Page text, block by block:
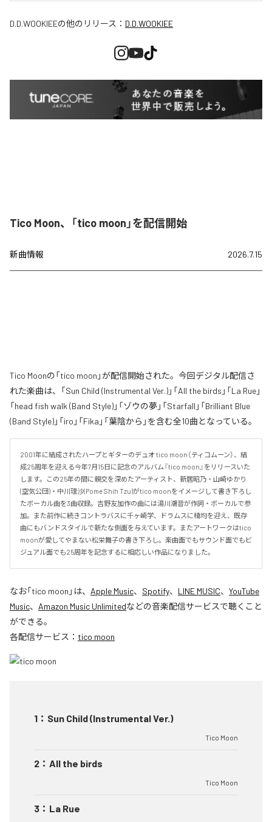
D.D.WOOKIEEの他のリリース： D.D.WOOKIEE
Tico Moon、「tico moon」を配信開始
新曲情報 2026.7.15
Tico Moonの「tico moon」が配信開始された。今回デジタル配信さ
れた楽曲は、「Sun Child (Instrumental Ver.)」「All the birds」「La Rue」
「head fish walk (Band Style)」「ゾウの夢」「Starfall」「Brilliant Blue
(Band Style)」「iro」「Fika」「葉陰から」を含む全10曲となっている。
2001年に結成されたハープとギターのデュオ tico moon（ティコムーン）、結
成25周年を迎える今年7月15日に記念のアルバム『tico moon』をリリースいた
します。この25年の間に親交を深めたアーティスト、新居昭乃・山崎ゆかり
(空気公団)・中川理沙(Pome Shih Tzu)がtico moonをイメージして書き下ろし
たボーカル曲を3曲収録。吉野友加作の曲には湯川潮音が作詞・ボーカルで参
加。また前作に続きコントラバスに千ヶ崎学、ドラムスに楠均を迎え、既存
曲にもバンドスタイルで新たな側面を与えています。またアートワークはtico
moonが愛してやまない松栄舞子の書き下ろし。楽曲面でもサウンド面でもビ
ジュアル面でも25周年を記念するに相応しい作品になりました。
なお「tico moon 」は、 Apple Music、 Spotify、 LINE MUSIC、 YouTube
Music、 Amazon Music Unlimitedなどの音楽配信サービスで聴くこと
ができる。
各配信サービス： tico moon
1 ： Sun Child (Instrumental Ver.)
Tico Moon
2 ： All the birds
Tico Moon
3 ： La Rue